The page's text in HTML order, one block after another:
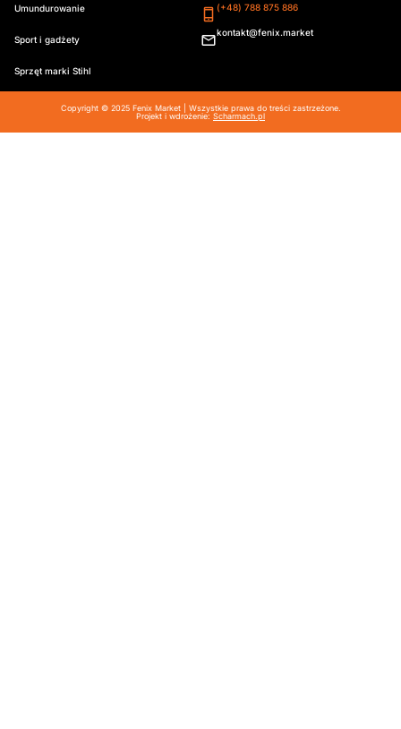
Umundurowanie
Sport i gadżety
Sprzęt marki Stihl
(+48) 788 875 886
kontakt@fenix.market
Copyright © 2025 Fenix Market | Wszystkie prawa do treści zastrzeżone.
Projekt i wdrożenie: Scharmach.pl